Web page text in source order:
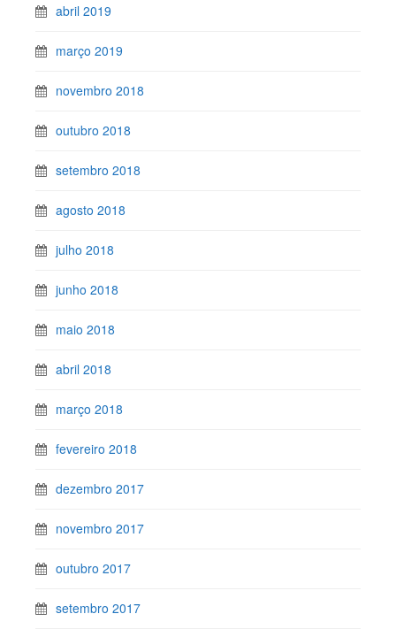
abril 2019
março 2019
novembro 2018
outubro 2018
setembro 2018
agosto 2018
julho 2018
junho 2018
maio 2018
abril 2018
março 2018
fevereiro 2018
dezembro 2017
novembro 2017
outubro 2017
setembro 2017